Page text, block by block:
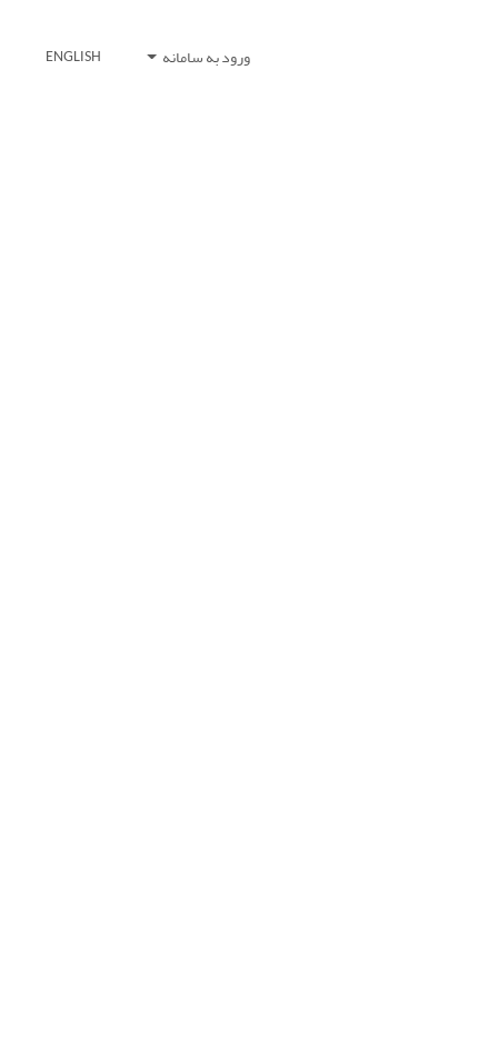
ورود به سامانه ENGLISH